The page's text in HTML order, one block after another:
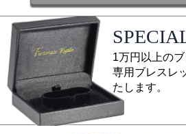
1万円以上の
専用ブレスレ
たします。